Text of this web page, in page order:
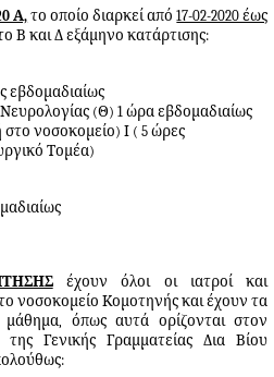
Α, το οποίο διαρκεί από17-02-2020 έως
Β και Δ εξάμηνο κατάρτισης:
εβδομαδιαίως
Νευρολογίας (Θ) 1 ώρα εβδομαδιαίως
νοσοκομείο) Ι ( 5 ώρες
Τομέα)
έχουν όλοι οι ιατροί και
νοσοκομείο Κομοτηνής και έχουν τα
όπως αυτά ορίζονται στον
Γενικής Γραμματείας Δια Βίου